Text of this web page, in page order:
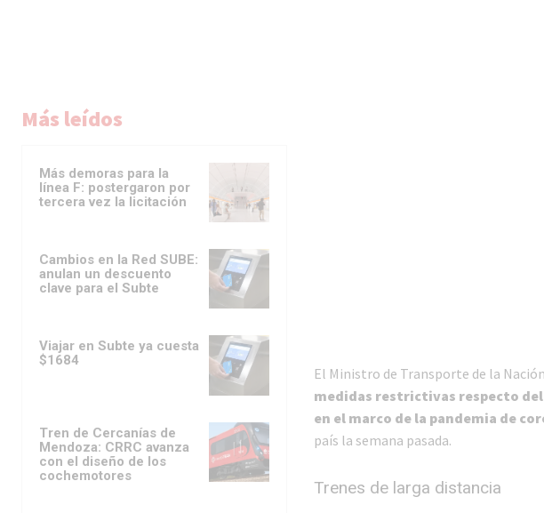
Más leídos
Más demoras para la
línea F: postergaron por
tercera vez la licitación
Cambios en la Red SUBE:
anulan un descuento
clave para el Subte
Viajar en Subte ya cuesta
$1684
Tren de Cercanías de
Mendoza: CRRC avanza
con el diseño de los
cochemotores
El Ministro de Transporte de la
medidas restrictivas respecto
en el marco de la pandemia de
país la semana pasada.
Trenes de larga distancia